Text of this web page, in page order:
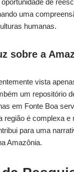
de
uma
humanas.
sobre a
vista
um repositório
em Fonte Boa
região é complexa e
para uma
Amazônia.